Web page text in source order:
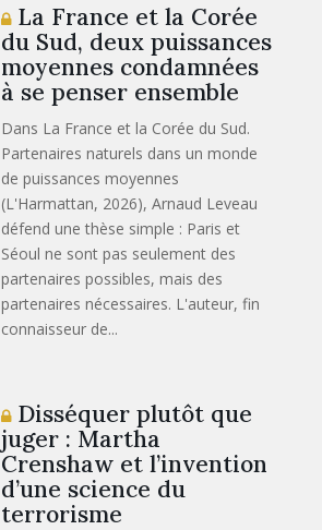
La France et la Corée
du Sud, deux puissances
moyennes condamnées
à se penser ensemble
Dans La France et la Corée du Sud.
Partenaires naturels dans un monde
de puissances moyennes
(L'Harmattan, 2026), Arnaud Leveau
défend une thèse simple : Paris et
Séoul ne sont pas seulement des
partenaires possibles, mais des
partenaires nécessaires. L'auteur, fin
connaisseur de...
Disséquer plutôt que
juger : Martha
Crenshaw et l’invention
d’une science du
terrorisme